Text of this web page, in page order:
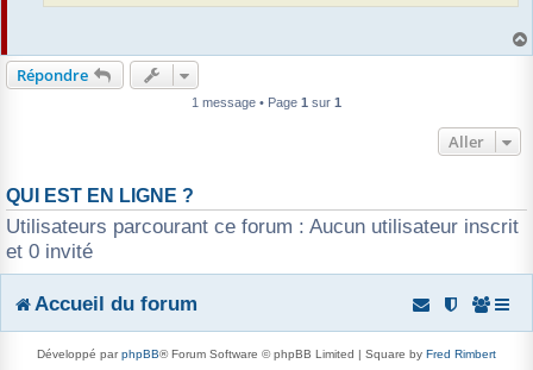
Répondre
1 message • Page 1 sur 1
Aller
QUI EST EN LIGNE ?
Utilisateurs parcourant ce forum : Aucun utilisateur inscrit
et 0 invité
Accueil du forum
Développé parphpBB® Forum Software © phpBB Limited | Square by Fred Rimbert